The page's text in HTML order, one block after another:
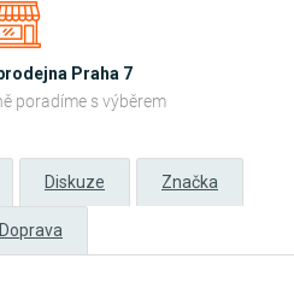
Praha 7
poradíme s výběrem
Diskuze Značka
Doprava